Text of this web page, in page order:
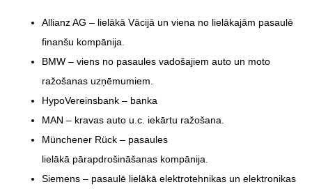
Allianz AG – lielākā Vācijā un viena no lielākajām pasaulē
finanšu kompānija.
BMW – viens no pasaules vadošajiem auto un moto
ražošanas uzņēmumiem.
HypoVereinsbank – banka
MAN – kravas auto u.c. iekārtu ražošana.
Münchener Rück – pasaules
lielākā pārapdrošināšanas kompānija.
Siemens – pasaulē lielākā elektrotehnikas un elektronikas